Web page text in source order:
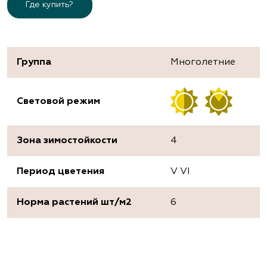
Где купить?
Группа Многолетние
Световой режим
Зона зимостойкости 4
Период цветения V VI
Норма растений шт/м2 6